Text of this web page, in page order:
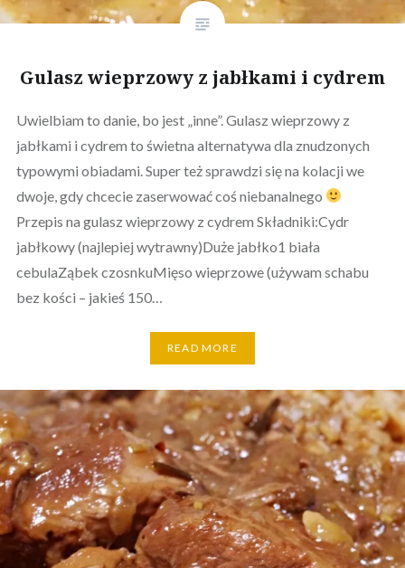
Gulasz wieprzowy z jabłkami i cydrem
Uwielbiam to danie, bo jest „inne”. Gulasz wieprzowy z
jabłkami i cydrem to świetna alternatywa dla znudzonych
typowymi obiadami. Super też sprawdzi się na kolacji we
dwoje, gdy chcecie zaserwować coś niebanalnego
Przepis na gulasz wieprzowy z cydrem Składniki:Cydr
jabłkowy (najlepiej wytrawny)Duże jabłko1 biała
cebulaZąbek czosnkuMięso wieprzowe (używam schabu
bez kości – jakieś 150…
READ MORE